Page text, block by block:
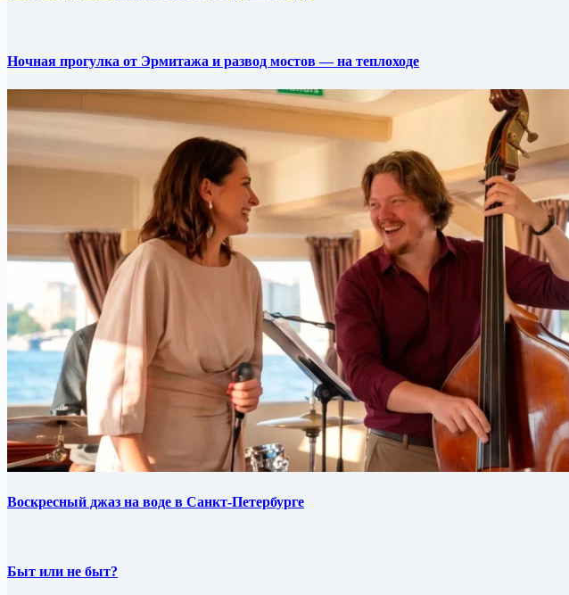
Ночная прогулка от Эрмитажа и развод мостов — на теплоходе
Воскресный джаз на воде в Санкт-Петербурге
Быт или не быт?